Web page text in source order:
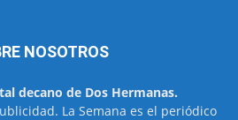
NOSOTROS
decano de Dos Hermanas.
La Semana es el periódico